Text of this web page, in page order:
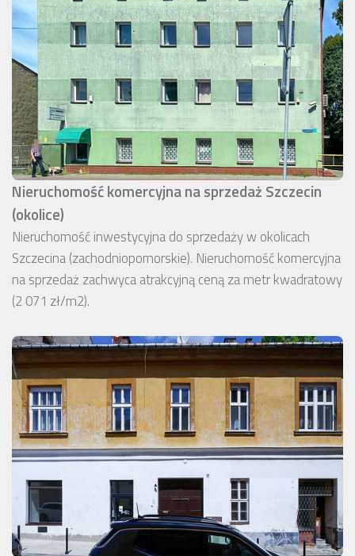
Nieruchomość komercyjna na sprzedaż Szczecin
(okolice)
Nieruchomość inwestycyjna do sprzedaży w okolicach
Szczecina (zachodniopomorskie). Nieruchomość komercyjna
na sprzedaż zachwyca atrakcyjną ceną za metr kwadratowy
(2 071 zł/m2).